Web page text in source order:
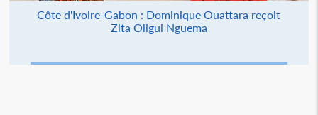
Côte d'Ivoire-Gabon : Dominique Ouattara reçoit
Zita Oligui Nguema